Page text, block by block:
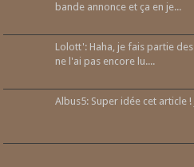
bande annonce et ça en je...
Lolott': Haha, je fais partie
ne l'ai pas encore lu....
Albus5: Super idée cet article